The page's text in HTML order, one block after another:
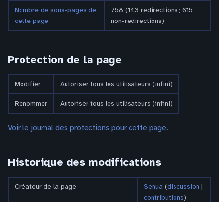
Nombre de sous-pages de
cette page
758 (143 redirections ; 615
non-redirections)
Protection de la page
Modifier Autoriser tous les utilisateurs (infini)
Renommer Autoriser tous les utilisateurs (infini)
Voir le journal des protections pour cette page.
Historique des modifications
Créateur de la page Senua (discussion |
contributions)